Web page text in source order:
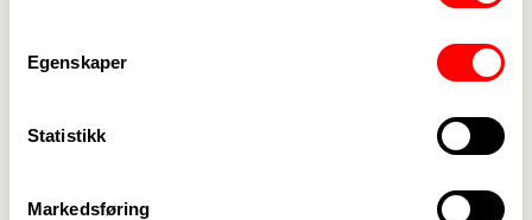
Egenskaper
Statistikk
Markedsføring
Fagforbundet Rogaland
Vedlegg